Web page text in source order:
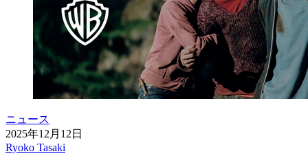
ニュース
2025年12月12日
Ryoko Tasaki